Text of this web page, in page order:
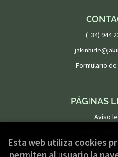
(+34) 944
Formulario
PÁGINAS
Aviso
Política de
Esta web utiliza cookies
permiten al usuario la